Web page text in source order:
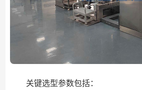
关键选型参数包括：